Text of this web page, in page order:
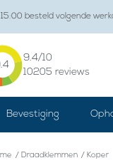
besteld volgende
9.4/10
10205 reviews
Bevestiging
/ Draadklemmen / Koper